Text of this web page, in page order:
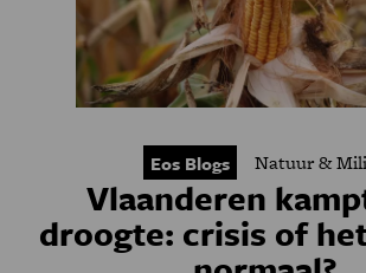
Eos Blogs Natuur &
Vlaanderen
droogte: crisis of